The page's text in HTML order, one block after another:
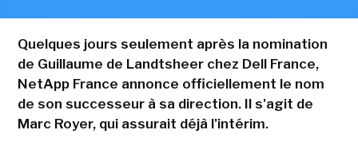
Quelques jours seulement après la nomination
de Guillaume de Landtsheer chez Dell France,
NetApp France annonce officiellement le nom
de son successeur à sa direction. Il s'agit de
Marc Royer, qui assurait déjà l'intérim.